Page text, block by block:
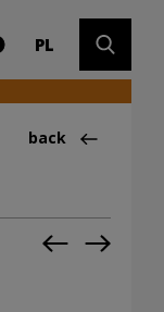
search
contrast
PLCHANGE
Back
back
pobierz Previous
Next